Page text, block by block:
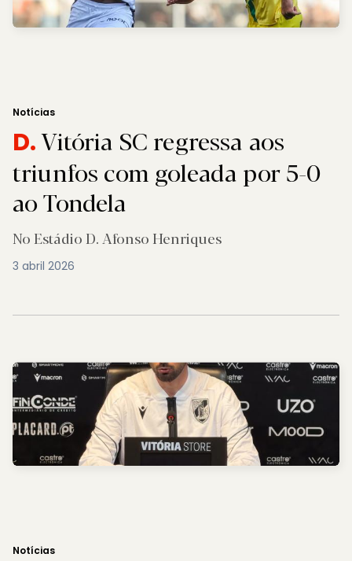
Notícias
D.Vitória SC regressa aos
triunfos com goleada por 5-0
ao Tondela
No Estádio D. Afonso Henriques
3 abril 2026
Notícias